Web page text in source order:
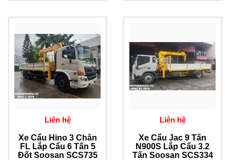
Liên hệ
Xe Cẩu Hino 3 Chân
FL Lắp Cẩu 6 Tấn 5
Đốt Soosan SCS735
Liên hệ
Xe Cẩu Jac 9 Tấn
N900S Lắp Cẩu 3.2
Tấn Soosan SCS334